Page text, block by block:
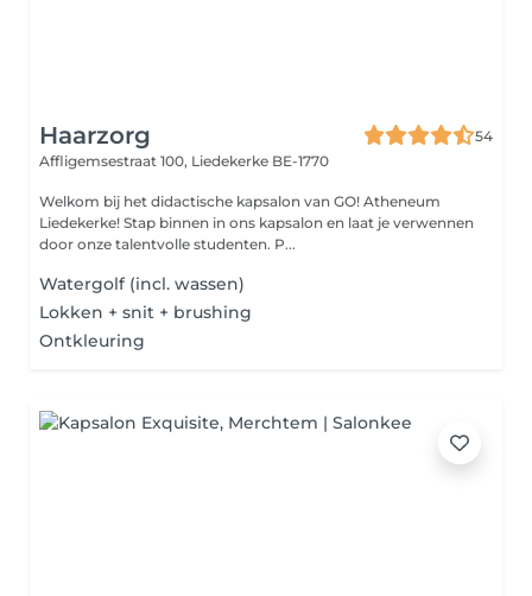
Haarzorg
54
Affligemsestraat 100, Liedekerke BE-1770
Welkom bij het didactische kapsalon van GO! Atheneum
Liedekerke! Stap binnen in ons kapsalon en laat je verwennen
door onze talentvolle studenten. P...
Watergolf (incl. wassen)
Lokken + snit + brushing
Ontkleuring